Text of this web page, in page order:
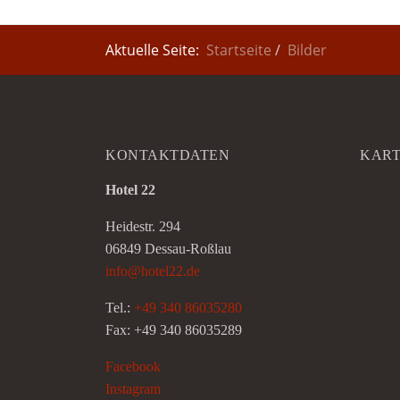
Aktuelle Seite: Startseite Bilder
KONTAKTDATEN
Hotel 22
Heidestr. 294
06849 Dessau-Roßlau
info@hotel22.de
Tel.: +49 340 86035280
Fax: +49 340 86035289
Facebook
Instagram